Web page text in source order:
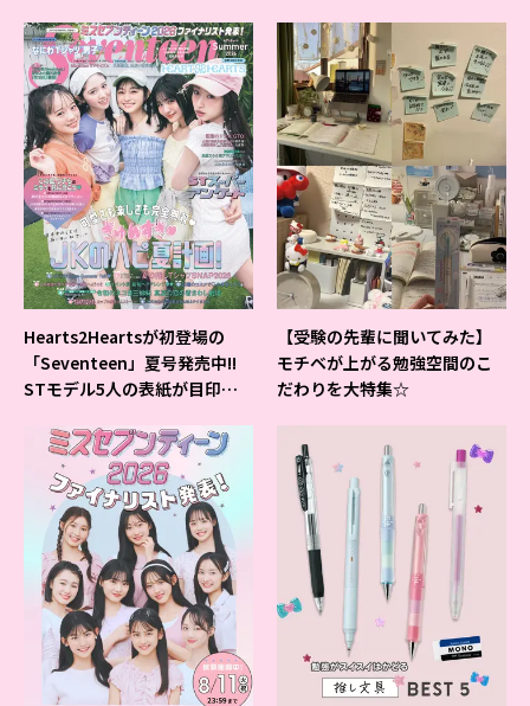
Hearts2Heartsが初登場の
「Seventeen」夏号発売中!!
STモデル5人の表紙が目印だ
【受験の先輩に聞いてみた】
モチベが上がる勉強空間のこ
だわりを大特集☆